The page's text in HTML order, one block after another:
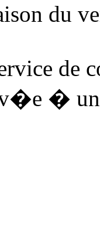
du
de
� un